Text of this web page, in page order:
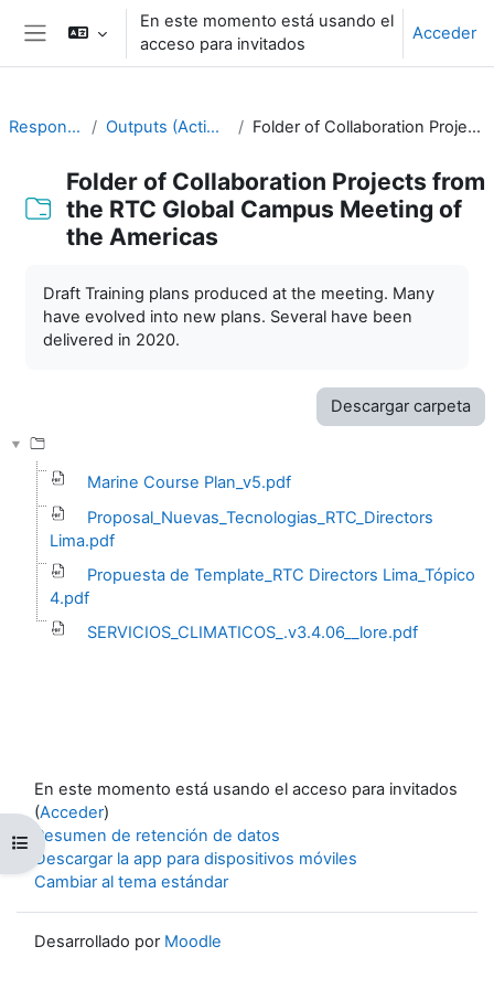
Salta al contenido principal
Panel lateral
En este momento está usando el
acceso para invitados
Acceder
Abrir índice del curso
Responding to Challenges Outputs (Action Plans) from previous meetings Folder of Collaboration Projects from the RTC Global Campus Meeting of the Americas
Folder of Collaboration Projects from
the RTC Global Campus Meeting of
the Americas
Draft Training plans produced at the meeting. Many
have evolved into new plans. Several have been
delivered in 2020.
Descargar carpeta
Marine Course Plan_v5.pdf
Proposal_Nuevas_Tecnologias_RTC_Directors
Lima.pdf
Propuesta de Template_RTC Directors Lima_Tópico
4.pdf
SERVICIOS_CLIMATICOS_.v3.4.06__lore.pdf
En este momento está usando el acceso para invitados
(Acceder)
Resumen de retención de datos
Descargar la app para dispositivos móviles
Cambiar al tema estándar
Desarrollado por Moodle